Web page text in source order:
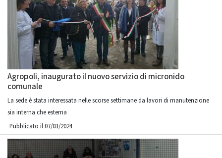
Agropoli, inaugurato il nuovo servizio di micronido
comunale
La sede è stata interessata nelle scorse settimane da lavori di manutenzione
sia interna che esterna
Pubblicato il 07/03/2024